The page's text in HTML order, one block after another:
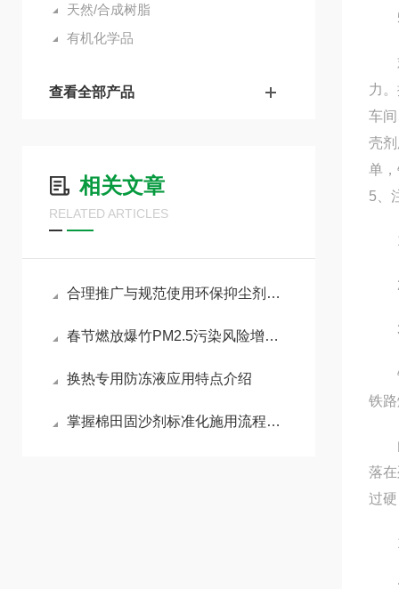
天然/合成树脂
有机化学品
查看全部产品
相关文章
RELATED ARTICLES
合理推广与规范使用环保抑尘剂助力各行业扬尘达标治理
春节燃放爆竹PM2.5污染风险增加，如何做好污染防治工作
换热专用防冻液应用特点介绍
掌握棉田固沙剂标准化施用流程减少风沙侵蚀对棉苗的损伤
5.
欢
力
车
壳
单
5、
1.
2.
3.
铁
铁
由
落
过
1